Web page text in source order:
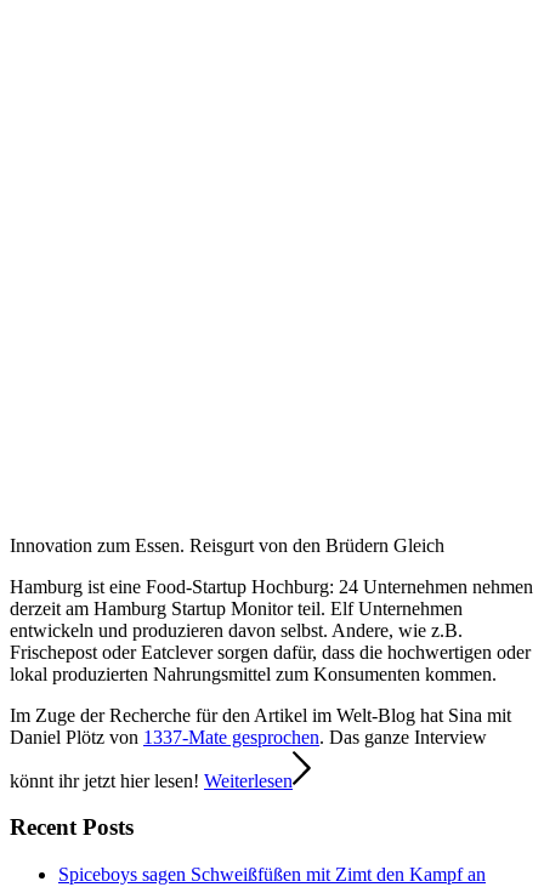
Innovation zum Essen. Reisgurt von den Brüdern Gleich
Hamburg ist eine Food-Startup Hochburg: 24 Unternehmen nehmen
derzeit am Hamburg Startup Monitor teil. Elf Unternehmen
entwickeln und produzieren davon selbst. Andere, wie z.B.
Frischepost oder Eatclever sorgen dafür, dass die hochwertigen oder
lokal produzierten Nahrungsmittel zum Konsumenten kommen.
Im Zuge der Recherche für den Artikel im Welt-Blog hat Sina mit
Daniel Plötz von 1337-Mate gesprochen. Das ganze Interview
könnt ihr jetzt hier lesen! Weiterlesen
Recent Posts
Spiceboys sagen Schweißfüßen mit Zimt den Kampf an